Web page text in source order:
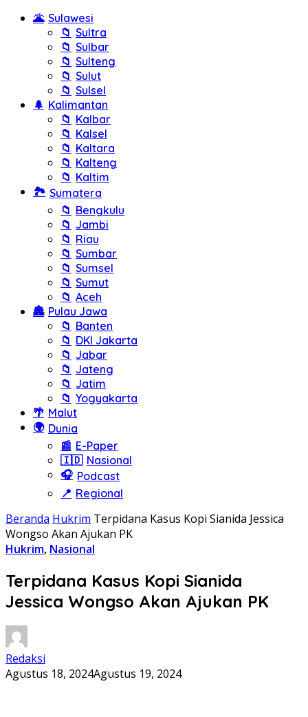
🌋 Sulawesi
📁 Sultra
📁 Sulbar
📁 Sulteng
📁 Sulut
📁 Sulsel
🌲 Kalimantan
📁 Kalbar
📁 Kalsel
📁 Kaltara
📁 Kalteng
📁 Kaltim
🏞️ Sumatera
📁 Bengkulu
📁 Jambi
📁 Riau
📁 Sumbar
📁 Sumsel
📁 Sumut
📁 Aceh
🏯 Pulau Jawa
📁 Banten
📁 DKI Jakarta
📁 Jabar
📁 Jateng
📁 Jatim
📁 Yogyakarta
🌴 Malut
🌍 Dunia
📰 E-Paper
🇮🇩 Nasional
🎧 Podcast
📍 Regional
Beranda Hukrim Terpidana Kasus Kopi Sianida Jessica
Wongso Akan Ajukan PK
Hukrim, Nasional
Terpidana Kasus Kopi Sianida
Jessica Wongso Akan Ajukan PK
Redaksi
Agustus 18, 2024Agustus 19, 2024